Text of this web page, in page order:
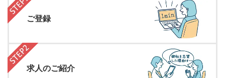
ご登録
求人のご紹介